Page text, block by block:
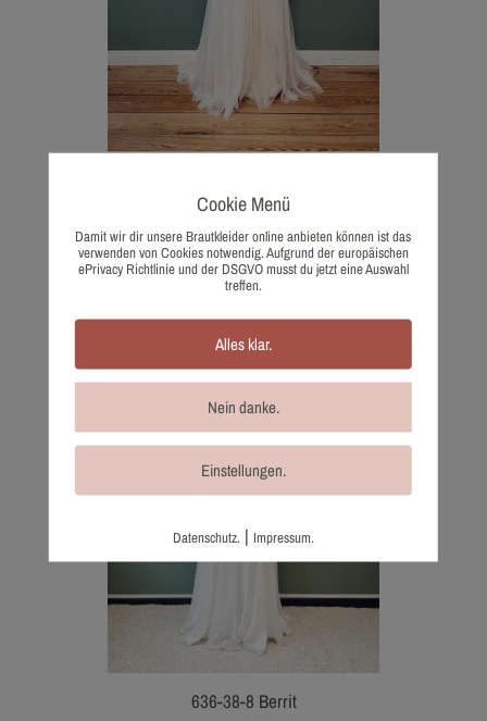
1.250,00€
Wunschliste
636-38-8 Berrit
Cookie Menü
Damit wir dir unsere Brautkleider online anbieten können ist das
verwenden von Cookies notwendig. Aufgrund der europäischen
ePrivacy Richtlinie und der DSGVO musst du jetzt eine Auswahl
treffen.
Alles klar.
Nein danke.
Einstellungen.
Datenschutz. | Impressum.